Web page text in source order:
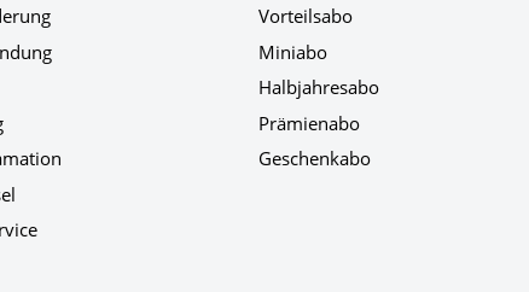
Vorteilsabo
Miniabo
Halbjahresabo
Prämienabo
Geschenkabo